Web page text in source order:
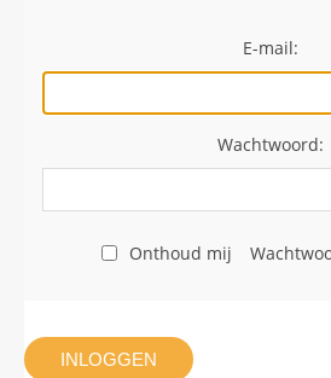
E-mail:
Wachtwoord:
Onthoud mij
INLOGGEN